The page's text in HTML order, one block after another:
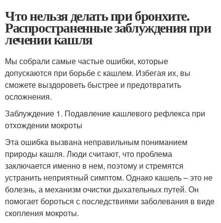
Что нельзя делать при бронхите.
Распространенные заблуждения при
лечении кашля
Мы собрали самые частые ошибки, которые
допускаются при борьбе с кашлем. Избегая их, вы
сможете выздороветь быстрее и предотвратить
осложнения.
Заблуждение 1. Подавление кашлевого рефлекса при
отхождении мокроты
Эта ошибка вызвана неправильным пониманием
природы кашля. Люди считают, что проблема
заключается именно в нем, поэтому и стремятся
устранить неприятный симптом. Однако кашель – это не
болезнь, а механизм очистки дыхательных путей. Он
помогает бороться с последствиями заболевания в виде
скопления мокроты.